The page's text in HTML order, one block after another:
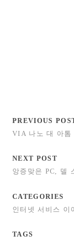
PREVIOUS
VIA 나노 대 아톰
NEXT POST
앙증맞은 PC, 델
CATEGORIES
인터넷 서비스 이
TAGS